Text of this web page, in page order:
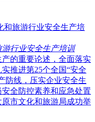
和旅游行业安全生产培
行业安全生产培训
的重要论述，全面落实
推进第25个全国“安全
防线，压实企业安全生
全防控素养和应急处置
原市文化和旅游局成功举